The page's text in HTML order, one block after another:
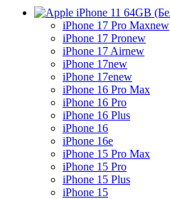
iPhone 17 Pro Maxnew
iPhone 17 Pronew
iPhone 17 Airnew
iPhone 17new
iPhone 17enew
iPhone 16 Pro Max
iPhone 16 Pro
iPhone 16 Plus
iPhone 16
iPhone 16e
iPhone 15 Pro Max
iPhone 15 Pro
iPhone 15 Plus
iPhone 15